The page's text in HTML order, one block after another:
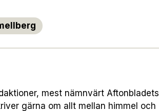
mest nämnvärt Aftonbladets
gärna om allt mellan himmel och